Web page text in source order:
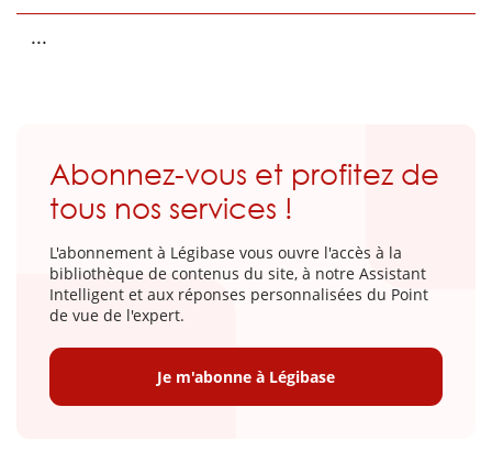
...
Abonnez-vous et profitez de
tous nos services !
L'abonnement à Légibase vous ouvre l'accès à la
bibliothèque de contenus du site, à notre Assistant
Intelligent et aux réponses personnalisées du Point
de vue de l'expert.
Je m'abonne à Légibase